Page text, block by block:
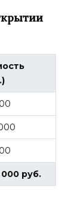
руб.